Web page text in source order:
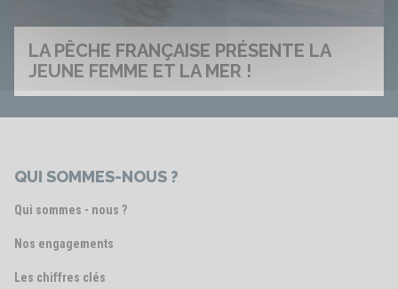
LA PÊCHE FRANÇAISE PRÉSENTE LA
JEUNE FEMME ET LA MER !
QUI SOMMES-NOUS ?
Qui sommes - nous ?
Nos engagements
Les chiffres clés